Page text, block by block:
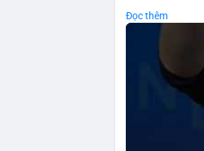
đặc biệt gây
chứng cho khả
🎥 Xem video
Nguồn: KIEN
Đọc thêm